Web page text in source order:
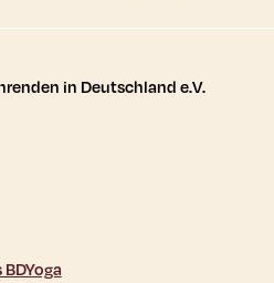
und weitere
in Deutschland e.V.